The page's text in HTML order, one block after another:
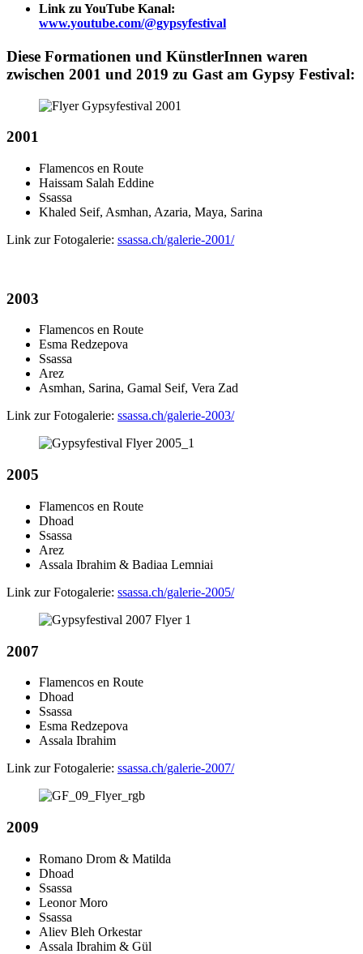
Link zu YouTube Kanal:
www.youtube.com/@gypsyfestival
Diese Formationen und KünstlerInnen waren
zwischen 2001 und 2019 zu Gast am Gypsy Festival:
2001
Flamencos en Route
Haissam Salah Eddine
Ssassa
Khaled Seif, Asmhan, Azaria, Maya, Sarina
Link zur Fotogalerie: ssassa.ch/galerie-2001/
2003
Flamencos en Route
Esma Redzepova
Ssassa
Arez
Asmhan, Sarina, Gamal Seif, Vera Zad
Link zur Fotogalerie: ssassa.ch/galerie-2003/
2005
Flamencos en Route
Dhoad
Ssassa
Arez
Assala Ibrahim & Badiaa Lemniai
Link zur Fotogalerie: ssassa.ch/galerie-2005/
2007
Flamencos en Route
Dhoad
Ssassa
Esma Redzepova
Assala Ibrahim
Link zur Fotogalerie: ssassa.ch/galerie-2007/
2009
Romano Drom & Matilda
Dhoad
Ssassa
Leonor Moro
Ssassa
Aliev Bleh Orkestar
Assala Ibrahim & Gül